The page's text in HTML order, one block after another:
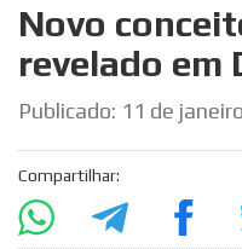
Novo
revelado em
Publicado: 11 de
Compartilhar: